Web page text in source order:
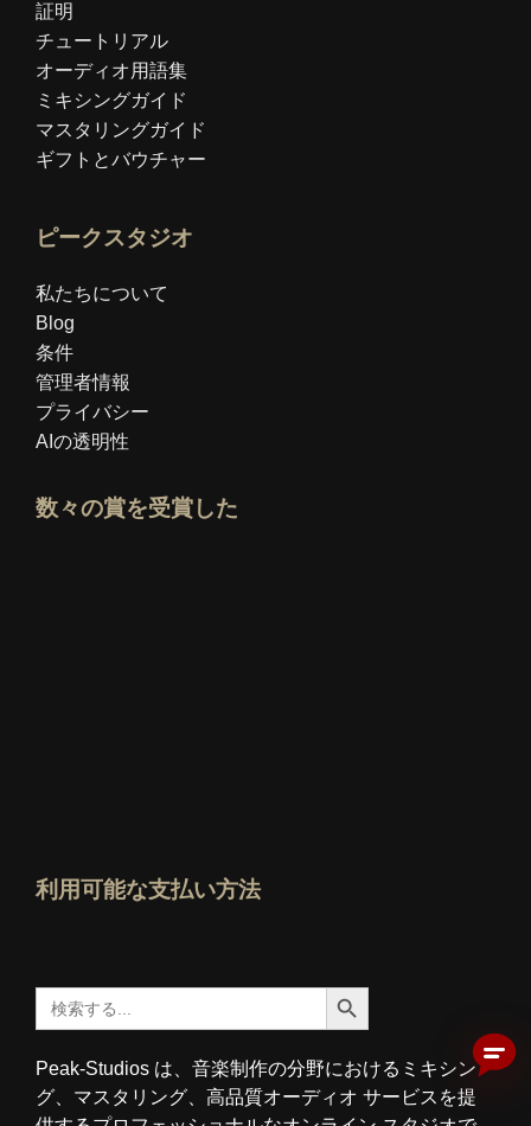
証明
チュートリアル
オーディオ用語集
ミキシングガイド
マスタリングガイド
ギフトとバウチャー
ピークスタジオ
私たちについて
Blog
条件
管理者情報
プライバシー
AIの透明性
数々の賞を受賞した
利用可能な支払い方法
検
索
す
検索ボタン
Peak-Studios は、音楽制作の分野におけるミキシン
グ、マスタリング、高品質オーディオ サービスを提